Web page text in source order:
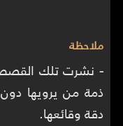
ملاحظة
- نشرت تلك
ذمة من يرويها
دقة وقائعها.